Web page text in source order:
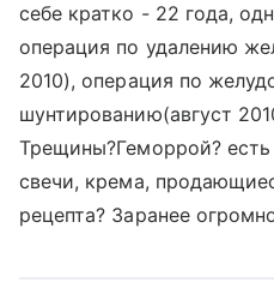
себе кратко - 22 года,
операция по удалению
2010), операция по
шунтированию(август
Трещины?Геморрой?
свечи, крема,
рецепта? Заранее